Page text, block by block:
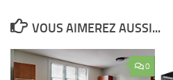
VOUS AIMEREZ AUSSI...
0